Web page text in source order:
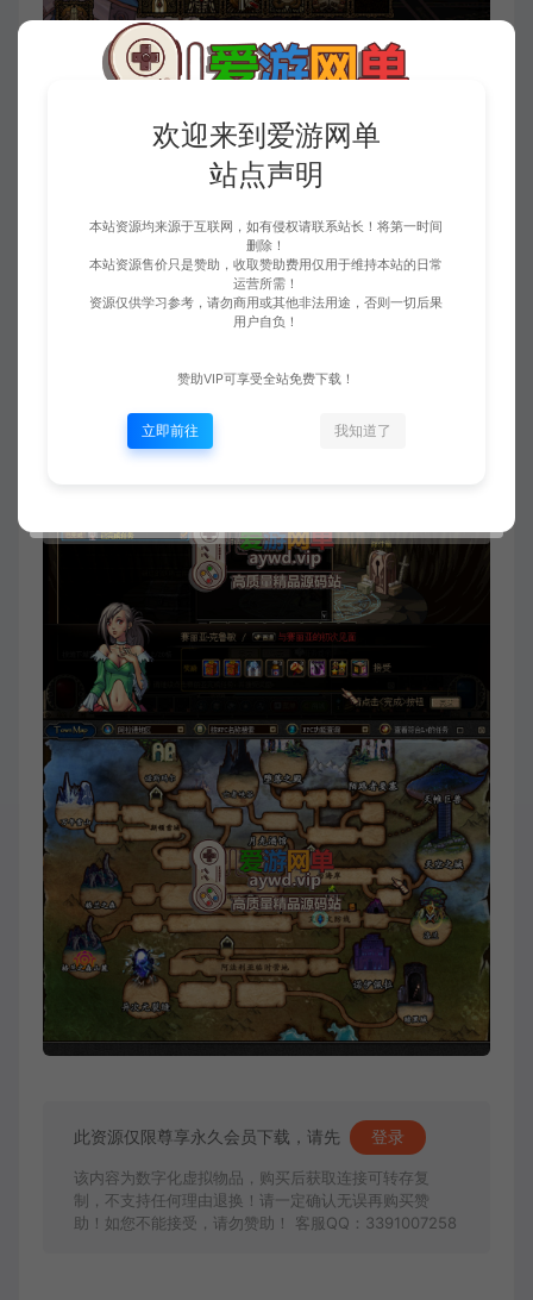
此资源仅限尊享永久会员下载，请先 登录
该内容为数字化虚拟物品，购买后获取连接可转存复
制，不支持任何理由退换！请一定确认无误再购买赞
助！如您不能接受，请勿赞助！ 客服QQ：3391007258
欢迎来到爱游网单
站点声明
本站资源均来源于互联网，如有侵权请联系站长！将第一时间
删除！
本站资源售价只是赞助，收取赞助费用仅用于维持本站的日常
运营所需！
资源仅供学习参考，请勿商用或其他非法用途，否则一切后果
用户自负！
赞助VIP可享受全站免费下载！
立即前往 我知道了